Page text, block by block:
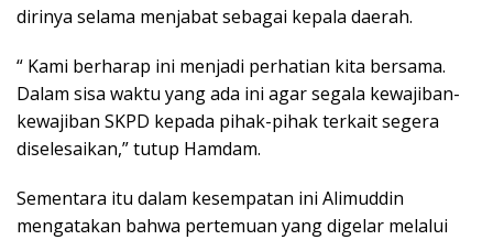
dirinya selama menjabat sebagai kepala daerah.
“ Kami berharap ini menjadi perhatian kita bersama.
Dalam sisa waktu yang ada ini agar segala kewajiban-
kewajiban SKPD kepada pihak-pihak terkait segera
diselesaikan,” tutup Hamdam.
Sementara itu dalam kesempatan ini Alimuddin
mengatakan bahwa pertemuan yang digelar melalui